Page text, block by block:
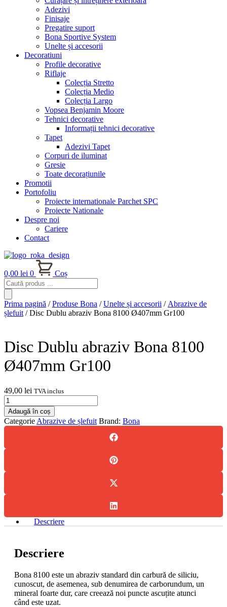
Adezivi
Finisaje
Pregatire suport
Bona Sportive System
Unelte și accesorii
Decoratiuni
Profile decorative
Riflaje
Colecția Stretto
Colecția Medio
Colecția Largo
Vopsea Benjamin Moore
Tehnici decorative
Informații tehnici decorative
Tapet
Adezivi Tapet
Corpuri de iluminat
Gresie
Toate decorațiunile
Promotii
Portofoliu
Proiecte internationale Parchet SPC
Proiecte Nationale
Despre noi
Cariere
Contact
0,00 lei 0
Coș
Products
search
Prima pagină /Produse Bona /Unelte și accesorii / Abrazive de
șlefuit / Disc Dublu abraziv Bona 8100 Ø407mm Gr100
Disc Dublu abraziv Bona 8100
Ø407mm Gr100
49,00 lei TVA inclus
Cantitate
Disc
Dublu
abraziv
8100
Adaugă în coș
Categorie Abrazive de șlefuit Brand: Bona
Descriere
Descriere
Bona 8100 este un abraziv standard din carbură de siliciu,
cunoscut, de asemenea, sub denumirea de carborundum, un
mineral foarte dur, care creează noi puncte ascuțite atunci
când este uzat.